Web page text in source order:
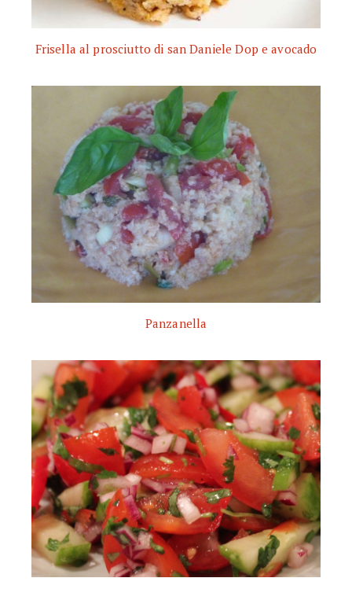
Frisella al prosciutto di san Daniele Dop e avocado
Panzanella